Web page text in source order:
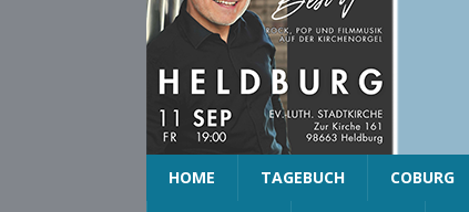
HOME TAGEBUCH COBURG